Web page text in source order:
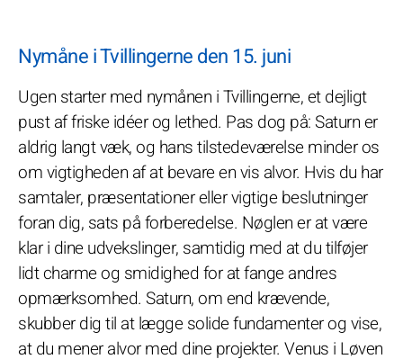
Nymåne i Tvillingerne den 15. juni
Ugen starter med nymånen i Tvillingerne, et dejligt
pust af friske idéer og lethed. Pas dog på: Saturn er
aldrig langt væk, og hans tilstedeværelse minder os
om vigtigheden af at bevare en vis alvor. Hvis du har
samtaler, præsentationer eller vigtige beslutninger
foran dig, sats på forberedelse. Nøglen er at være
klar i dine udvekslinger, samtidig med at du tilføjer
lidt charme og smidighed for at fange andres
opmærksomhed. Saturn, om end krævende,
skubber dig til at lægge solide fundamenter og vise,
at du mener alvor med dine projekter. Venus i Løven